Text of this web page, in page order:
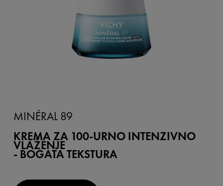
MINÉRAL 89
KREMA ZA 100-URNO INTENZIVNO
VLAŽENJE
- BOGATA TEKSTURA